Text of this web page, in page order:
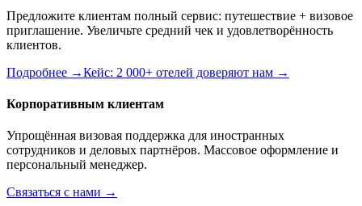
Предложите клиентам полный сервис: путешествие + визовое
приглашение. Увеличьте средний чек и удовлетворённость
клиентов.
Подробнее →Кейс: 2 000+ отелей доверяют нам →
Корпоративным клиентам
Упрощённая визовая поддержка для иностранных
сотрудников и деловых партнёров. Массовое оформление и
персональный менеджер.
Связаться с нами →